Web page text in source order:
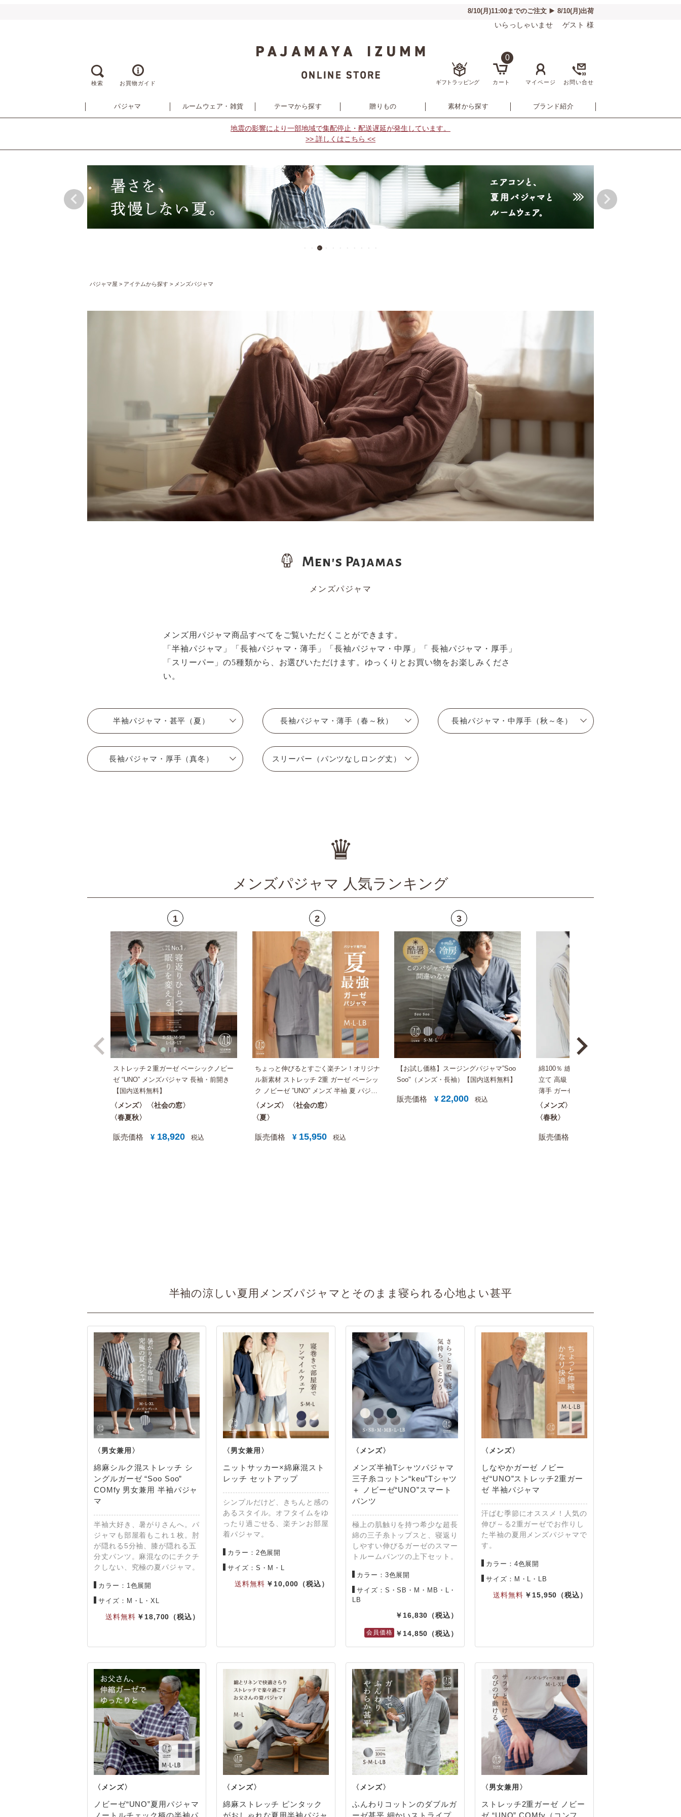
いらっしゃいませ ゲスト 様
検索 お買物ガイド ギフトラッピング
0
カート マイページ お問い合せ
パジャマ ルームウェア・雑貨 テーマから探す 贈りもの 素材から探す ブランド紹介
地震の影響により一部地域で集配停止・配送遅延が発生しています。
>> 詳しくはこちら <<
パジャマ屋 アイテムから探す メンズパジャマ
Men's Pajamas
メンズパジャマ
メンズ用パジャマ商品すべてをご覧いただくことができます。
「半袖パジャマ」「長袖パジャマ・薄手」「長袖パジャマ・中厚」「 長袖パジャマ・厚手」
「スリーパー」の5種類から、お選びいただけます。ゆっくりとお買い物をお楽しみくださ
い。
半袖パジャマ・甚平（夏） 長袖パジャマ・薄手（春～秋） 長袖パジャマ・中厚手（秋～冬）
長袖パジャマ・厚手（真冬） スリーパー（パンツなしロング丈）
♛
メンズパジャマ 人気ランキング
ストレッチ２重ガーゼ ベーシックノビー
ゼ “UNO” メンズパジャマ 長袖・前開き
【国内送料無料】
メンズ
社会の窓
春夏秋
販売価格 ¥ 18,920 税込
ちょっと伸びるとすごく楽チン！オリジナ
ル新素材 ストレッチ 2重 ガーゼ ベーシッ
ク ノビーゼ ”UNO” メンズ 半袖 夏 パジャ
マ （大きいサイズも） 実用的 プレゼント
にも おすすめ【国内送料無料】
メンズ
社会の窓
夏
販売価格 ¥ 15,950 税込
【お試し価格】スージングパジャマ”Soo
Soo"（メンズ・長袖）【国内送料無料】
販売価格 ¥ 22,000 税込
綿100％ 縫い代までもやさしい思いやり仕
立て 高級 モダンストライプ 春夏用 長袖
薄手 ガーゼ パジャマ メンズ 前開き/父 実
用的 プレゼント にも おすすめ【国内送料
無料】
メンズ
春秋
販売価格
半袖の涼しい夏用メンズパジャマとそのまま寝られる心地よい甚平
綿麻シルク混ストレッチ シ
ングルガーゼ “Soo Soo”
COMfy 男女兼用 半袖パジャ
マ
半袖大好き、暑がりさんへ。パ
ジャマも部屋着もこれ１枚。肘
が隠れる5分袖、膝が隠れる五
分丈パンツ。麻混なのにチクチ
クしない、究極の夏パジャマ。
カラー：1色展開
サイズ：M・L・XL
18,700
ニットサッカー×綿麻混スト
レッチ セットアップ
シンプルだけど、きちんと感の
あるスタイル。オフタイムをゆ
ったり過ごせる、楽チンお部屋
着パジャマ。
カラー：2色展開
サイズ：S・M・L
10,000
メンズ半袖Tシャツパジャマ
三子糸コットン“keu”Tシャツ
＋ ノビーゼ“UNO”スマート
パンツ
極上の肌触りを持つ希少な超長
綿の三子糸トップスと、寝返り
しやすい伸びるガーゼのスマー
トルームパンツの上下セット。
カラー：3色展開
サイズ：S・SB・M・MB・L・
LB
16,830
14,850
しなやかガーゼ ノビー
ゼ“UNO”ストレッチ2重ガー
ゼ 半袖パジャマ
汗ばむ季節にオススメ！人気の
伸び～る2重ガーゼでお作りし
た半袖の夏用メンズパジャマで
す。
カラー：4色展開
サイズ：M・L・LB
15,950
ノビーゼ“UNO”夏用パジャマ
ノートルチェック柄の半袖パ
綿麻ストレッチ ピンタック
がおしゃれな夏用半袖パジャ
ふんわりコットンのダブルガ
ーゼ甚平 細かいストライプ
ストレッチ2重ガーゼ ノビー
ゼ “UNO” COMfy（コンフ